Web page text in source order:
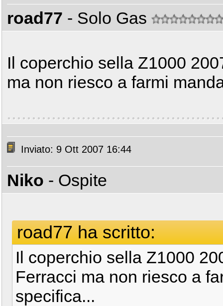
road77 - Solo Gas
Il coperchio sella Z1000
ma non riesco a farmi
Inviato: 9 Ott 2007 16:44
Niko - Ospite
road77 ha scritto:
Il coperchio sella Z1000
Ferracci ma non riesco a
specifica...